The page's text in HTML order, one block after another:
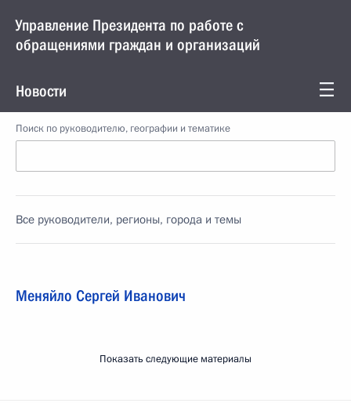
Управление Президента по работе с
обращениями граждан и организаций
Новости
Поиск по руководителю, географии и тематике
Все руководители, регионы, города и темы
Меняйло Сергей Иванович
Показать следующие материалы